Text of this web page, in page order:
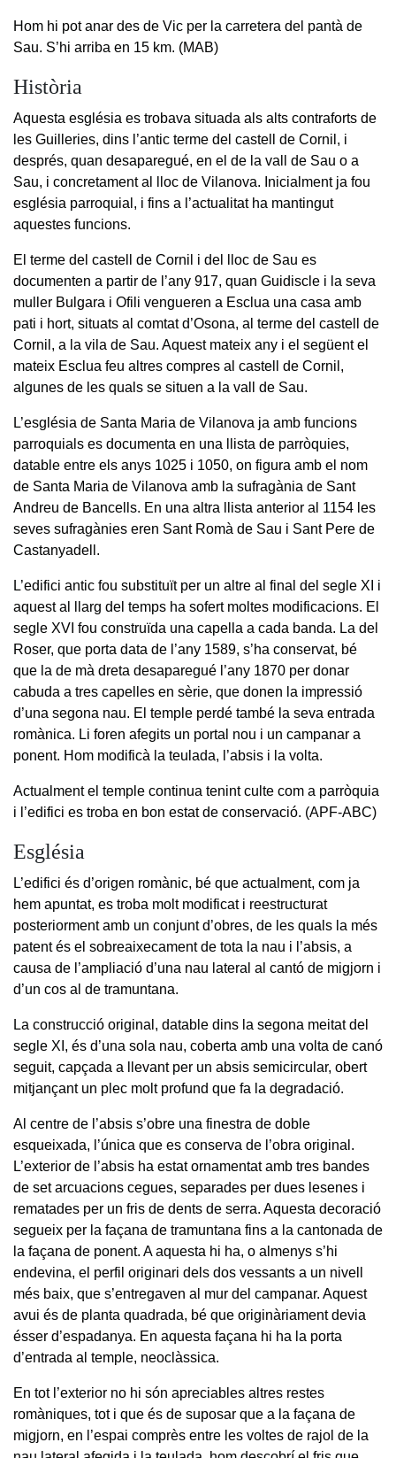
Hom hi pot anar des de Vic per la carretera del pantà de
Sau. S’hi arriba en 15 km. (MAB)
Història
Aquesta església es trobava situada als alts contraforts de
les Guilleries, dins l’antic terme del castell de Cornil, i
després, quan desaparegué, en el de la vall de Sau o a
Sau, i concretament al lloc de Vilanova. Inicialment ja fou
església parroquial, i fins a l’actualitat ha mantingut
aquestes funcions.
El terme del castell de Cornil i del lloc de Sau es
documenten a partir de l’any 917, quan Guidiscle i la seva
muller Bulgara i Ofili vengueren a Esclua una casa amb
pati i hort, situats al comtat d’Osona, al terme del castell de
Cornil, a la vila de Sau. Aquest mateix any i el següent el
mateix Esclua feu altres compres al castell de Cornil,
algunes de les quals se situen a la vall de Sau.
L’església de Santa Maria de Vilanova ja amb funcions
parroquials es documenta en una llista de parròquies,
datable entre els anys 1025 i 1050, on figura amb el nom
de Santa Maria de Vilanova amb la sufragània de Sant
Andreu de Bancells. En una altra llista anterior al 1154 les
seves sufragànies eren Sant Romà de Sau i Sant Pere de
Castanyadell.
L’edifici antic fou substituït per un altre al final del segle XI i
aquest al llarg del temps ha sofert moltes modificacions. El
segle XVI fou construïda una capella a cada banda. La del
Roser, que porta data de l’any 1589, s’ha conservat, bé
que la de mà dreta desaparegué l’any 1870 per donar
cabuda a tres capelles en sèrie, que donen la impressió
d’una segona nau. El temple perdé també la seva entrada
romànica. Li foren afegits un portal nou i un campanar a
ponent. Hom modificà la teulada, l’absis i la volta.
Actualment el temple continua tenint culte com a parròquia
i l’edifici es troba en bon estat de conservació. (APF-ABC)
Església
L’edifici és d’origen romànic, bé que actualment, com ja
hem apuntat, es troba molt modificat i reestructurat
posteriorment amb un conjunt d’obres, de les quals la més
patent és el sobreaixecament de tota la nau i l’absis, a
causa de l’ampliació d’una nau lateral al cantó de migjorn i
d’un cos al de tramuntana.
La construcció original, datable dins la segona meitat del
segle XI, és d’una sola nau, coberta amb una volta de canó
seguit, capçada a llevant per un absis semicircular, obert
mitjançant un plec molt profund que fa la degradació.
Al centre de l’absis s’obre una finestra de doble
esqueixada, l’única que es conserva de l’obra original.
L’exterior de l’absis ha estat ornamentat amb tres bandes
de set arcuacions cegues, separades per dues lesenes i
rematades per un fris de dents de serra. Aquesta decoració
segueix per la façana de tramuntana fins a la cantonada de
la façana de ponent. A aquesta hi ha, o almenys s’hi
endevina, el perfil originari dels dos vessants a un nivell
més baix, que s’entregaven al mur del campanar. Aquest
avui és de planta quadrada, bé que originàriament devia
ésser d’espadanya. En aquesta façana hi ha la porta
d’entrada al temple, neoclàssica.
En tot l’exterior no hi són apreciables altres restes
romàniques, tot i que és de suposar que a la façana de
migjorn, en l’espai comprès entre les voltes de rajol de la